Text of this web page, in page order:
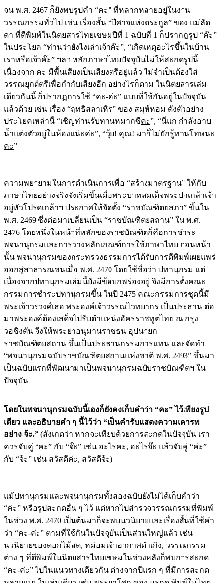
จน พ.ศ. 2467 ก็ยังพบรูปคำ “คะ” ที่หลากหลายอยู่ในงาน
วรรณกรรมทั่วไป เช่น เรื่องสั้น “ปีศาจแห่งตระกูล” ของ แม่ลัด
ดา ที่ตีพิมพ์ในนิตยสารไทยเขษมปีที่ 1 ฉบับที่ 1 ก็ปรากฏรูป “ค๊ะ”
ในประโยค “ท่านว่ายังไงเล่าเจ้าค๊ะ”, “เกิดเหตุอะไรขึ้นในบ้าน
เราหรือเจ้าค๊ะ” ฯลฯ หลักภาษาไทยปัจจุบันไม่ให้สะกดรูปนี้
เนื่องจาก คะ มีพื้นเสียงเป็นเสียงตรีอยู่แล้ว ไม่จำเป็นต้องใส่
วรรณยุกต์ตรีเพื่อกำกับเสียงอีก อย่างไรก็ตาม ในนิตยสารเล่ม
เดียวกันนี้ ก็ปรากฏการใช้ “คะ-ค่ะ” แบบที่ใช้กันอยู่ในปัจจุบัน
แล้วด้วย เช่น เรื่อง “ฤทธิสลาเหิร” ของ สมุห์หอม ดังตัวอย่าง
ประโยคเหล่านี้ “เชิญท่านรับทานหมากซีคะ”, “นี่แก กำลังอาบ
น้ำแต่งตัวอยู่ในห้องแน่ะค่ะ”, “วุ้ย! คุณ! มาก็ไม่ยักรู้ทานโทษนะ
คะ”
ความพยายามในการดำเนินการเพื่อ “สร้างมาตรฐาน” ให้กับ
ภาษาไทยอย่างจริงจังเริ่มขึ้นเมื่อพระบาทสมเด็จพระปกเกล้าเจ้า
อยู่หัวโปรดเกล้าฯ ประกาศให้จัดตั้ง “ราชบัณฑิตยสภา” ขึ้นใน
พ.ศ. 2469 ซึ่งต่อมาเปลี่ยนเป็น “ราชบัณฑิตยสถาน” ใน พ.ศ.
2476 โดยหนึ่งในหน้าที่หลักของราชบัณฑิตก็คือการชำระ
พจนานุกรมและการวางหลักเกณฑ์การใช้ภาษาไทย ก่อนหน้า
นั้น พจนานุกรมของกระทรวงธรรมการได้รับการตีพิมพ์เผยแพร่
ออกสู่สาธารณชนเมื่อ พ.ศ. 2470 โดยใช้ชื่อว่า ปทานุกรม แต่
เนื่องจากปทานุกรมเล่มนี้ยังมีข้อบกพร่องอยู่ จึงมีการตั้งคณะ
กรรมการชำระปทานุกรมขึ้น ในปี 2475 คณะกรรมการชุดนี้มี
พระเจ้าวรวงศ์เธอ พระองค์เจ้าวรรณไวทยากร เป็นประธาน ต่อ
มาพระองค์ต้องเสด็จไปรับตำแหน่งอัครราชทูตไทย ณ กรุง
วอชิงตัน จึงให้พระยาอนุมานราชธน อุปนายก
ราชบัณฑิตยสถาน ขึ้นเป็นประธานกรรมการแทน และจัดทำ
“พจนานุกรมฉบับราชบัณฑิตยสถานแห่งชาติ พ.ศ. 2493” ขึ้นมา
เป็นฉบับแรกที่พัฒนามาเป็นพจนานุกรมฉบับราชบัณฑิตฯ ใน
ปัจจุบัน
โดยในพจนานุกรมฉบับนี้เองก็ยังคงเก็บคำว่า “คะ” ไว้เพียงรูป
เดียว และอธิบายคำ ๆ นี้ไว้ว่า “เป็นคำรับแสดงความเคารพ
อย่าง จ้ะ.” (สังเกตว่า หากจะเทียบด้วยการสะกดในปัจจุบัน เรา
ควรจับคู่ “คะ” กับ “จ๊ะ” เช่น อะไรคะ, อะไรจ๊ะ แล้วจับคู่ “ค่ะ”
กับ “จ้ะ” เช่น สวัสดีค่ะ, สวัสดีจ้ะ)
แม้ปทานุกรมและพจนานุกรมทั้งสองฉบับยังไม่ได้เก็บคำว่า
“ค่ะ” หรือรูปสะกดอื่น ๆ ไว้ แต่หากไปสำรวจวรรณกรรมที่พิมพ์
ในช่วง พ.ศ. 2470 เป็นต้นมาก็จะพบนวนิยายและเรื่องสั้นที่ใช้คำ
ว่า “คะ-ค่ะ” ตามที่ใช้กันในปัจจุบันเป็นส่วนใหญ่แล้ว เช่น
นวนิยายของดอกไม้สด, หม่อมเจ้าอากาศดำเกิง, วรรณกรรม
ต่าง ๆ ที่ตีพิมพ์ในนิตยสารไทยเขษมในช่วงหลังก็พบการสะกด
“คะ-ค่ะ” ไปในแนวทางเดียวกัน ต่างจากปีแรก ๆ ที่มีการสะกด